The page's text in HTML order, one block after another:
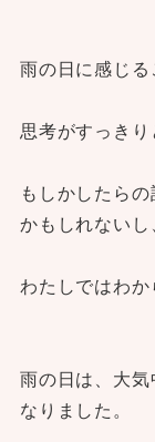
雨の日に感じる
思考がすっきり
もしかしたら
かもしれないし
わたしではわか
雨の日は、大
なりました。